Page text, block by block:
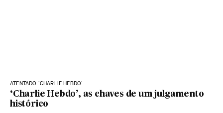
ATENTADO 'CHARLIE HEBDO'
‘Charlie Hebdo’, as chaves de um julgamento
histórico